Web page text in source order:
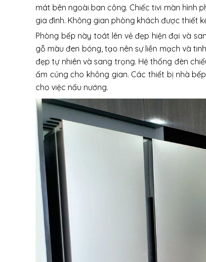
mát bên ngoài ban công. Chiếc tivi màn hình
gia đình. Không gian phòng khách được thiết
Phòng bếp này toát lên vẻ đẹp hiện đại và
gỗ màu đen bóng, tạo nên sự liền mạch và
đẹp tự nhiên và sang trọng. Hệ thống đèn
ấm cúng cho không gian. Các thiết bị nhà
cho việc nấu nướng.